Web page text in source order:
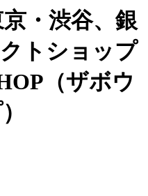
・渋谷、銀
トショップ
（ザボウ